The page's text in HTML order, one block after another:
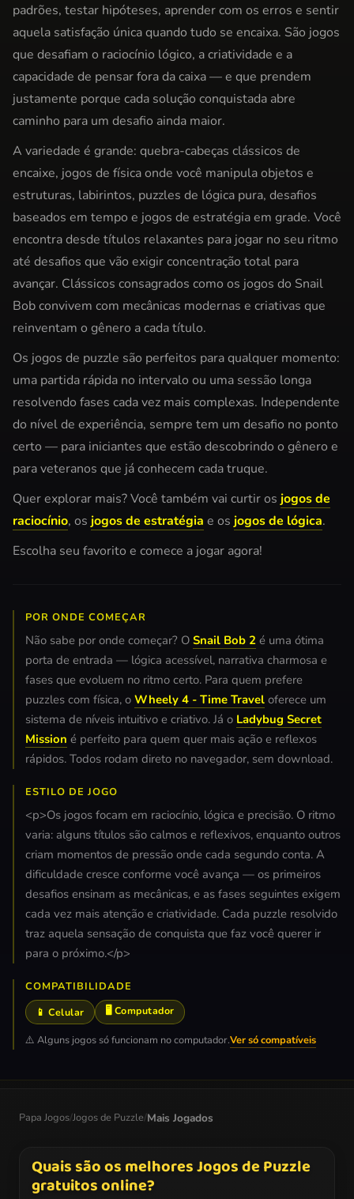
padrões, testar hipóteses, aprender com os erros e sentir
aquela satisfação única quando tudo se encaixa. São jogos
que desafiam o raciocínio lógico, a criatividade e a
capacidade de pensar fora da caixa — e que prendem
justamente porque cada solução conquistada abre
caminho para um desafio ainda maior.
A variedade é grande: quebra-cabeças clássicos de
encaixe, jogos de física onde você manipula objetos e
estruturas, labirintos, puzzles de lógica pura, desafios
baseados em tempo e jogos de estratégia em grade. Você
encontra desde títulos relaxantes para jogar no seu ritmo
até desafios que vão exigir concentração total para
avançar. Clássicos consagrados como os jogos do Snail
Bob convivem com mecânicas modernas e criativas que
reinventam o gênero a cada título.
Os jogos de puzzle são perfeitos para qualquer momento:
uma partida rápida no intervalo ou uma sessão longa
resolvendo fases cada vez mais complexas. Independente
do nível de experiência, sempre tem um desafio no ponto
certo — para iniciantes que estão descobrindo o gênero e
para veteranos que já conhecem cada truque.
Quer explorar mais? Você também vai curtir os jogos de
raciocínio, os jogos de estratégia e os jogos de lógica.
Escolha seu favorito e comece a jogar agora!
POR ONDE COMEÇAR
Não sabe por onde começar? O Snail Bob 2 é uma ótima
porta de entrada — lógica acessível, narrativa charmosa e
fases que evoluem no ritmo certo. Para quem prefere
puzzles com física, o Wheely 4 - Time Travel oferece um
sistema de níveis intuitivo e criativo. Já o Ladybug Secret
Mission é perfeito para quem quer mais ação e reflexos
rápidos. Todos rodam direto no navegador, sem download.
ESTILO DE JOGO
<p>Os jogos focam em raciocínio, lógica e precisão. O ritmo
varia: alguns títulos são calmos e reflexivos, enquanto outros
criam momentos de pressão onde cada segundo conta. A
dificuldade cresce conforme você avança — os primeiros
desafios ensinam as mecânicas, e as fases seguintes exigem
cada vez mais atenção e criatividade. Cada puzzle resolvido
traz aquela sensação de conquista que faz você querer ir
para o próximo.</p>
COMPATIBILIDADE
📱 Celular 🖥️ Computador
⚠️ Alguns jogos só funcionam no computador.Ver só compatíveis
Papa Jogos/Jogos de Puzzle/Mais Jogados
Quais são os melhores Jogos de Puzzle
gratuitos online?